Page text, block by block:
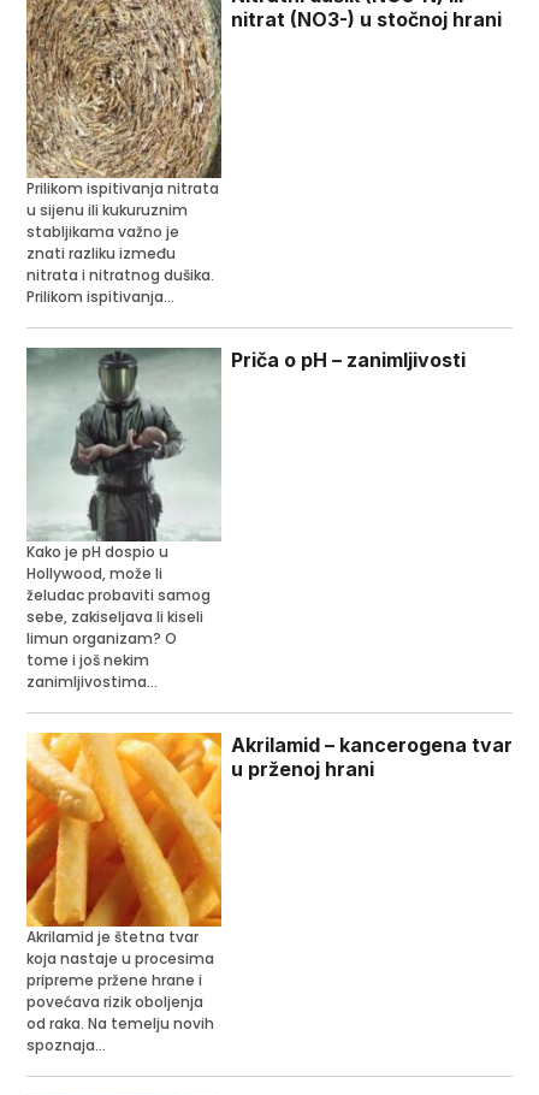
nitrat (NO3-) u stočnoj hrani
Prilikom ispitivanja nitrata
u sijenu ili kukuruznim
stabljikama važno je
znati razliku između
nitrata i nitratnog dušika.
Prilikom ispitivanja...
Priča o pH – zanimljivosti
Kako je pH dospio u
Hollywood, može li
želudac probaviti samog
sebe, zakiseljava li kiseli
limun organizam? O
tome i još nekim
zanimljivostima...
Akrilamid – kancerogena tvar
u prženoj hrani
Akrilamid je štetna tvar
koja nastaje u procesima
pripreme pržene hrane i
povećava rizik oboljenja
od raka. Na temelju novih
spoznaja...